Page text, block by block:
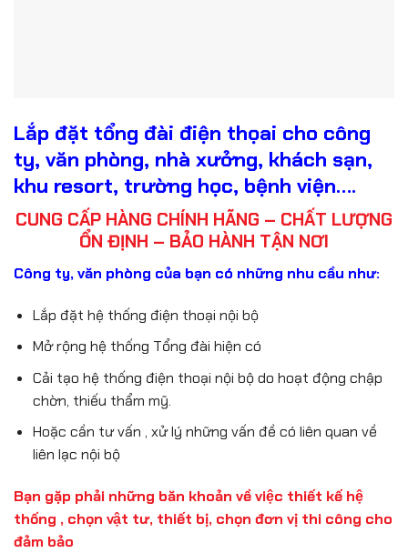
Lắp đặt tổng đài điện thọai cho công
ty, văn phòng, nhà xưởng, khách sạn,
khu resort, trường học, bệnh viện….
CUNG CẤP HÀNG CHÍNH HÃNG – CHẤT LƯỢNG
ỔN ĐỊNH – BẢO HÀNH TẬN NƠI
Công ty, văn phòng của bạn có những nhu cầu như:
Lắp đặt hệ thống điện thoại nội bộ
Mở rộng hệ thống Tổng đài hiện có
Cải tạo hệ thống điện thoại nội bộ do hoạt động chập
chờn, thiếu thẩm mỹ.
Hoặc cần tư vấn , xử lý những vấn đề có liên quan về
liên lạc nội bộ
Bạn gặp phải những băn khoản về việc thiết kế hệ
thống , chọn vật tư, thiết bị, chọn đơn vị thi công cho
đảm bảo